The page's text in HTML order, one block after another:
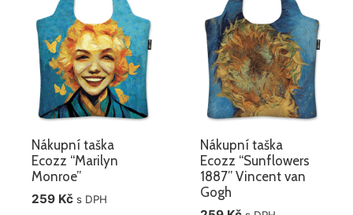
Nákupní taška
Ecozz “Marilyn
Monroe”
259 Kč s DPH
Nákupní taška
Ecozz “Sunflowers
1887” Vincent van
Gogh